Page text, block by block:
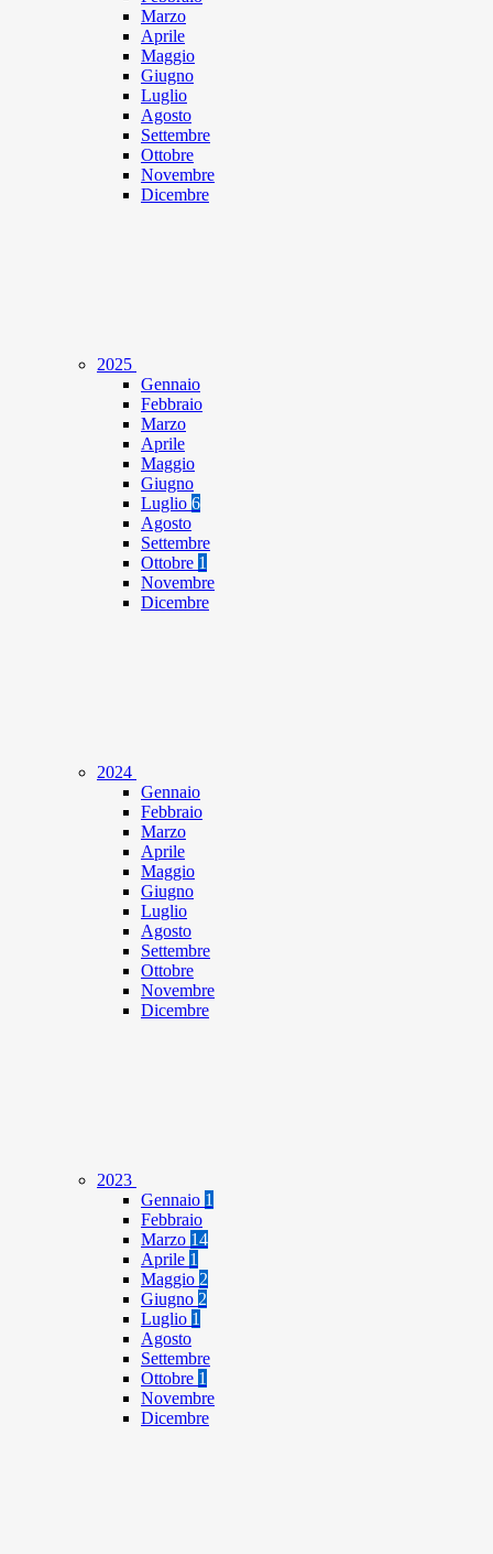
Marzo
Aprile
Maggio
Giugno
Luglio
Agosto
Settembre
Ottobre
Novembre
Dicembre
2025
Gennaio
Febbraio
Marzo
Aprile
Maggio
Giugno
Luglio 6
Agosto
Settembre
Ottobre 1
Novembre
Dicembre
2024
Gennaio
Febbraio
Marzo
Aprile
Maggio
Giugno
Luglio
Agosto
Settembre
Ottobre
Novembre
Dicembre
2023
Gennaio 1
Febbraio
Marzo 14
Aprile 1
Maggio 2
Giugno 2
Luglio 1
Agosto
Settembre
Ottobre 1
Novembre
Dicembre